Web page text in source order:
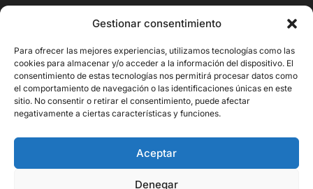
Gestionar consentimiento
Para ofrecer las mejores experiencias, utilizamos tecnologías como las
cookies para almacenar y/o acceder a la información del dispositivo. El
consentimiento de estas tecnologías nos permitirá procesar datos como
el comportamiento de navegación o las identificaciones únicas en este
sitio. No consentir o retirar el consentimiento, puede afectar
negativamente a ciertas características y funciones.
Aceptar
Denegar
BUSCAR
Copyright © 2026 Ornito Hostelería